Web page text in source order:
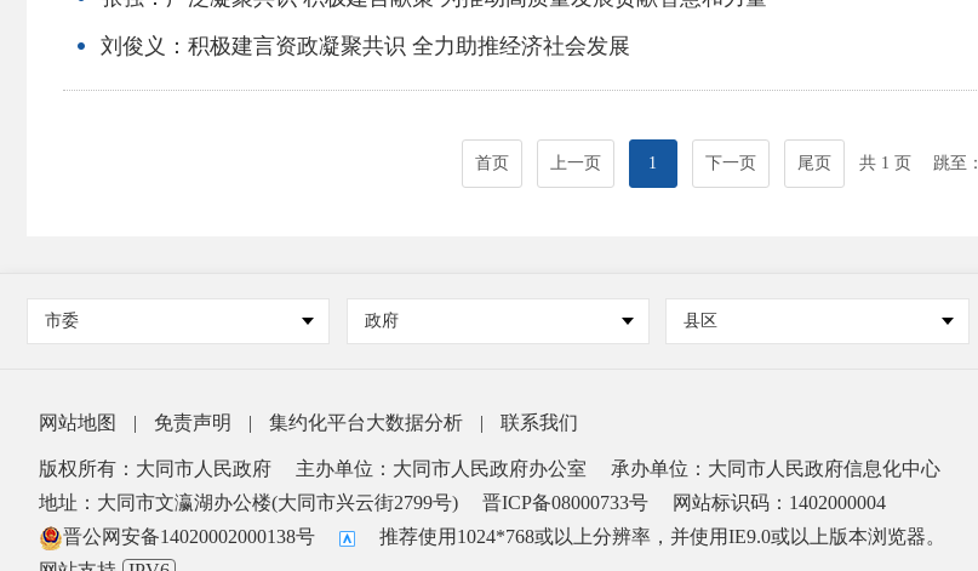
刘俊义：积极建言资政凝聚共识 全力助推经济社会发展
首页 上一页 1 下一页 尾页 共 1 页 跳至：
市委 政府 县区
网站地图 | 免责声明 | 集约化平台大数据分析 | 联系我们
版权所有：大同市人民政府 主办单位：大同市人民政府办公室
承办单位：大同市人民政府信息化中心
地址：大同市文瀛湖办公楼(大同市兴云街2799号)
晋ICP备08000733号
网站标识码：1402000004
晋公网安备14020002000138号
推荐使用1024*768或以上分辨率，并使用IE9.0或以上版本浏览器。